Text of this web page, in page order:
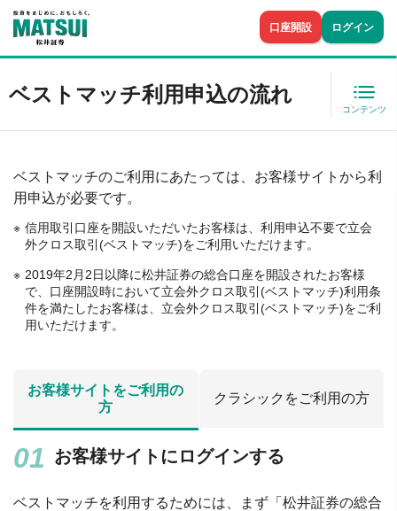
口座開設 ログイン
ベストマッチ利用申込の流れ
コンテンツ
ベストマッチのご利用にあたっては、お客様サイトから利
用申込が必要です。
信用取引口座を開設いただいたお客様は、利用申込不要で立会
外クロス取引(ベストマッチ)をご利用いただけます。
2019年2月2日以降に松井証券の総合口座を開設されたお客様
で、口座開設時において立会外クロス取引(ベストマッチ)利用条
件を満たしたお客様は、立会外クロス取引(ベストマッチ)をご利
用いただけます。
お客様サイトをご利用の
方
クラシックをご利用の方
お客様サイトにログインする
ベストマッチを利用するためには、まず「松井証券の総合